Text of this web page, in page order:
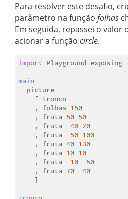
Para resolver este desafio,
parâmetro na função folhas
Em seguida, repassei o valor
acionar a função circle.
import Playground
main =
  picture
    [ tronco
    , folhas
150
    , fruta
50 50
    , fruta
-40 20
    , fruta
-50 100
    , fruta
40 130
    , fruta
10 10
    , fruta
-10 -50
    , fruta
70 -40
    ]